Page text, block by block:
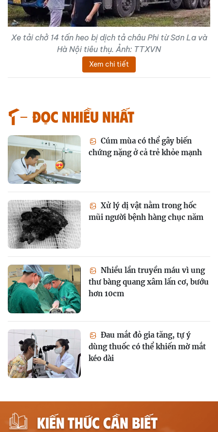
Xe tải chở 14 tấn heo bị dịch tả châu Phi từ Sơn La và
Hà Nội tiêu thụ. Ảnh: TTXVN
Xem chi tiết
Đọc nhiều nhất
Cúm mùa có thể gây biến
chứng nặng ở cả trẻ khỏe mạnh
Xử lý dị vật nằm trong hốc
mũi người bệnh hàng chục năm
Nhiều lần truyền máu vì ung
thư bàng quang xâm lấn cơ, bướu
hơn 10cm
Đau mắt đỏ gia tăng, tự ý
dùng thuốc có thể khiến mờ mắt
kéo dài
KIẾN THỨC CẦN BIẾT